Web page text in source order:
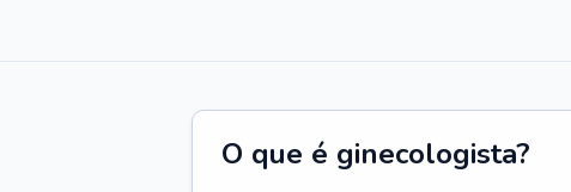
O que é ginecologista?